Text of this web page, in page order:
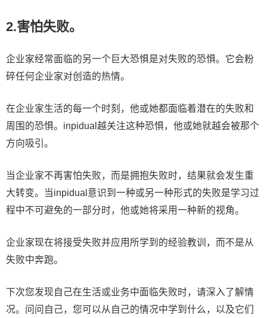
2.害怕失败。
企业家经常面临的另一个巨大恐惧是对失败的恐惧。它会粉
碎任何企业家对创造的热情。
在企业家生活的每一个时刻，他或她都面临着潜在的失败和
周围的恐惧。inpidual越关注这种恐惧，他或她就越会被那个
方向吸引。
当企业家不再害怕失败，而是拥抱失败时，结果就会发生重
大转变。当inpidual意识到一种或另一种形式的失败是学习过
程中不可避免的一部分时，他或她将采用一种新的视角。
企业家现在将接受失败并应用所学到的经验教训，而不是从
失败中奔跑。
下次您发现自己在生活或业务中面临失败时，请深入了解情
况。问问自己，您可以从自己的情况中学到什么，以及它们